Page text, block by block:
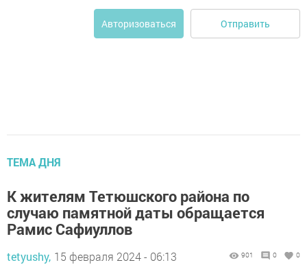
Авторизоваться Отправить
ТЕМА ДНЯ
К жителям Тетюшского района по
случаю памятной даты обращается
Рамис Сафиуллов
tetyushy, 15 февраля 2024 - 06:13 901 0 0